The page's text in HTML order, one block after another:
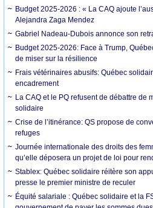
Budget 2025-2026 : « La CAQ ajoute
Alejandra Zaga Mendez
Gabriel Nadeau-Dubois annonce son
Budget 2025-2026: Face à Trump,
de miser sur la résilience
Frais vétérinaires abusifs: Québec
encadrement
La CAQ et le PQ refusent de débattre de
solidaire
Crise de l’itinérance: QS propose de
refuges
Journée internationale des droits des
qu’elle déposera un projet de loi pour
Stablex: Québec solidaire réitère son
presse le premier ministre de reculer
Équité salariale : Québec solidaire et la